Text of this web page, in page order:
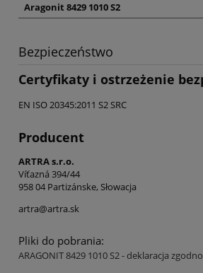
Aragonit 8429 1010 S2
Bezpieczeństwo
Certyfikaty i ostrzeżenie
EN ISO 20345:2011 S2 SRC
Producent
ARTRA s.r.o.
Víťazná 394/44
958 04 Partizánske, Słowacja
artra@artra.sk
Pliki do pobrania:
ARAGONIT 8429 1010 S2 - deklaracja